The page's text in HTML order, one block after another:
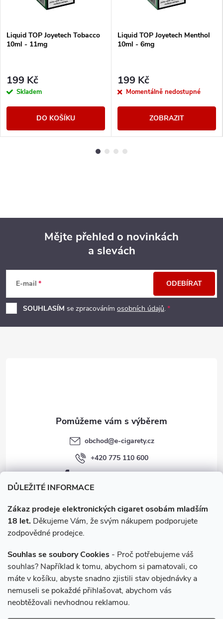
DŮLEŽITÉ INFORMACE
Zákaz prodeje elektronických cigaret osobám mladším
18 let. Děkujeme Vám, že svým nákupem podporujete
zodpovědné prodejce.
Souhlas se soubory Cookies - Proč potřebujeme váš
souhlas? Například k tomu, abychom si pamatovali, co
máte v košíku, abyste snadno zjistili stav objednávky a
nemuseli se pokaždé přihlašovat, abychom vás
neobtěžovali nevhodnou reklamou.
Liquid TOP Joyetech Tobacco
10ml - 11mg
199 Kč
Skladem
DO KOŠÍKU
Liquid TOP Joyetech Menthol
10ml - 6mg
199 Kč
Momentálně nedostupné
ZOBRAZIT
p
a
Mějte přehled o novinkách
a slevách
E-mail
SOUHLASÍM se zpracováním osobních údajů.
ODEBÍRAT
obchod@e-cigarety.cz
+420 775 110 600
facebook.com/e-cigarety.cz
Instagram